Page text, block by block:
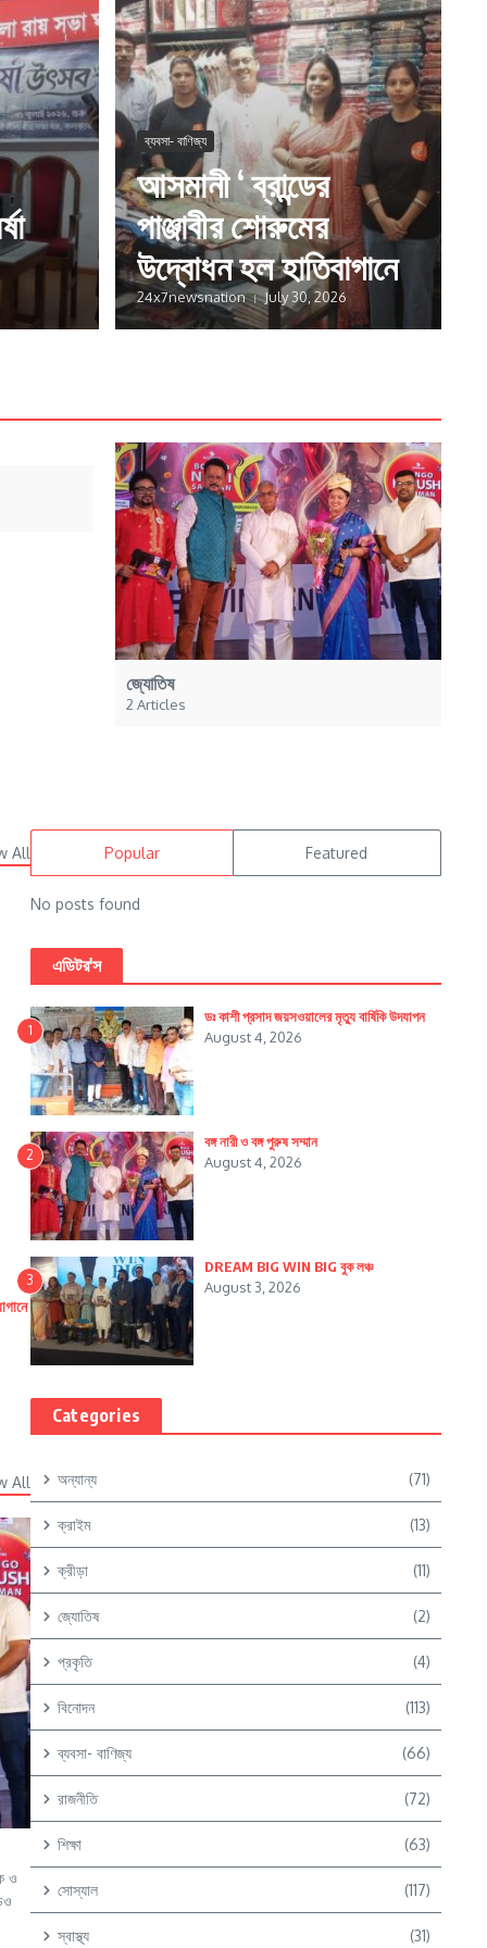
ব্যবসা- বাণিজ্য
আসমানী ‘ ব্রান্ডের
পাঞ্জাবীর শোরুমের
উদ্বোধন হল হাতিবাগানে
24x7newsnation July 30, 2026
জ্যোতিষ
2 Articles
All
All
ও
Popular Featured
No posts found
এডিটর'স
1
ডঃ কাশী প্রসাদ জয়সওয়ালের মৃত্যু বার্ষিকি উদযাপন
August 4, 2026
2
বঙ্গ নারী ও বঙ্গ পুরুষ সম্মান
August 4, 2026
3
DREAM BIG WIN BIG বুক লঞ্চ
August 3, 2026
Categories
অন্যান্য (71)
ক্রাইম (13)
ক্রীড়া (11)
জ্যোতিষ (2)
প্রকৃতি (4)
বিনোদন (113)
ব্যবসা- বাণিজ্য (66)
রাজনীতি (72)
শিক্ষা (63)
সোস্যাল (117)
স্বাস্থ্য (31)